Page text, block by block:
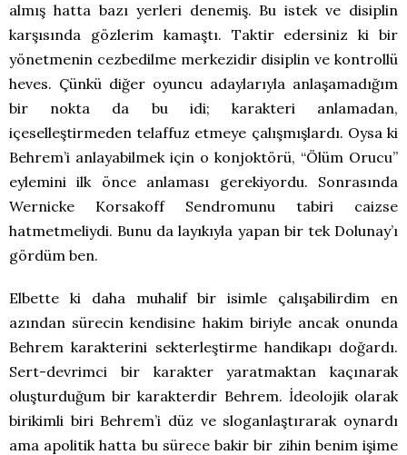
almış hatta bazı yerleri denemiş. Bu istek ve disiplin
karşısında gözlerim kamaştı. Taktir edersiniz ki bir
yönetmenin cezbedilme merkezidir disiplin ve kontrollü
heves. Çünkü diğer oyuncu adaylarıyla anlaşamadığım
bir nokta da bu idi; karakteri anlamadan,
içeselleştirmeden telaffuz etmeye çalışmışlardı. Oysa ki
Behrem’i anlayabilmek için o konjoktörü, “Ölüm Orucu”
eylemini ilk önce anlaması gerekiyordu. Sonrasında
Wernicke Korsakoff Sendromunu tabiri caizse
hatmetmeliydi. Bunu da layıkıyla yapan bir tek Dolunay’ı
gördüm ben.
Elbette ki daha muhalif bir isimle çalışabilirdim en
azından sürecin kendisine hakim biriyle ancak onunda
Behrem karakterini sekterleştirme handikapı doğardı.
Sert-devrimci bir karakter yaratmaktan kaçınarak
oluşturduğum bir karakterdir Behrem. İdeolojik olarak
birikimli biri Behrem’i düz ve sloganlaştırarak oynardı
ama apolitik hatta bu sürece bakir bir zihin benim işime